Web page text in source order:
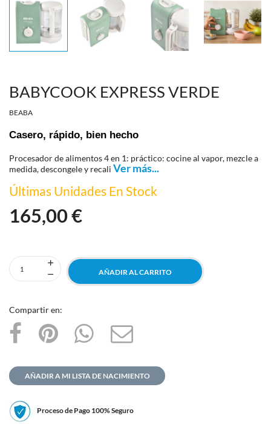
BABYCOOK EXPRESS VERDE
BEABA
Casero, rápido, bien hecho
Procesador de alimentos 4 en 1: práctico: cocine al vapor, mezcle a
medida, descongele y recali Ver más...
Últimas Unidades En Stock
165,00 €
AÑADIR AL CARRITO
Compartir en:
AÑADIR A MI LISTA DE NACIMIENTO
Proceso de Pago 100% Seguro